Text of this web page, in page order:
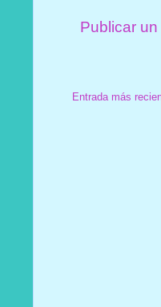
Publicar
Entrada más